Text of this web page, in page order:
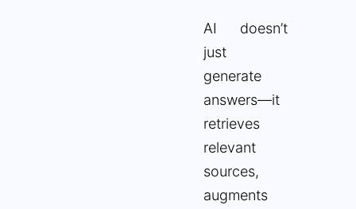
AI doesn’t
just
generate
answers—it
retrieves
relevant
sources,
augments